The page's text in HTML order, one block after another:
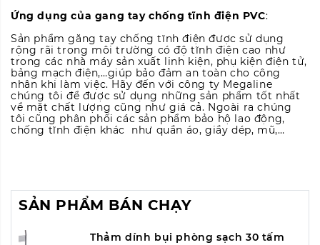
Ứng dụng của gang tay chống tĩnh điện PVC:
Sản phẩm găng tay chống tĩnh điện được sử dụng
rộng rãi trong môi trường có độ tĩnh điện cao như
trong các nhà máy sản xuất linh kiện, phụ kiện điện tử,
bảng mạch điện,…giúp bảo đảm an toàn cho công
nhân khi làm việc. Hãy đến với công ty Megaline
chúng tôi để được sử dụng những sản phẩm tốt nhất
về mặt chất lượng cũng như giá cả. Ngoài ra chúng
tôi cũng phân phối các sản phẩm bảo hộ lao động,
chống tĩnh điện khác như quần áo, giầy dép, mũ,…
SẢN PHẨM BÁN CHẠY
Thảm dính bụi phòng sạch 30 tấm